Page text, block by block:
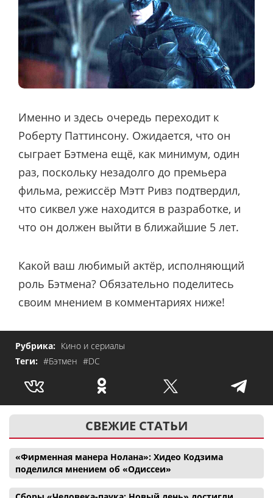
Именно и здесь очередь переходит к
Роберту Паттинсону. Ожидается, что он
сыграет Бэтмена ещё, как минимум, один
раз, поскольку незадолго до премьера
фильма, режиссёр Мэтт Ривз подтвердил,
что сиквел уже находится в разработке, и
что он должен выйти в ближайшие 5 лет.
Какой ваш любимый актёр, исполняющий
роль Бэтмена? Обязательно поделитесь
своим мнением в комментариях ниже!
Рубрика: Кино и сериалы
Теги: #Бэтмен #DC
СВЕЖИЕ СТАТЬИ
«Фирменная манера Нолана»: Хидео Кодзима
поделился мнением об «Одиссеи»